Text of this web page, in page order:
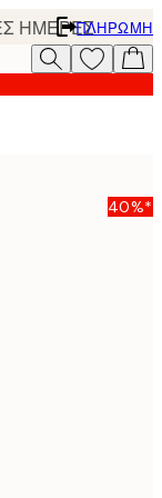
ΗΜΕΡΕΣΠΛΗΡΩΜΉ
40%*